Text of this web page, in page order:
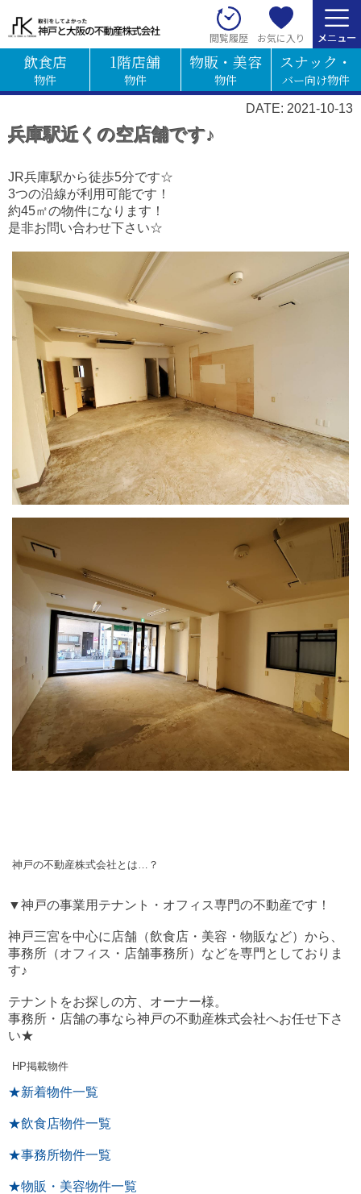
閲覧履歴 お気に入り
飲食店
物件
1階店舗
物件
物販・美容
物件
スナック・
バー向け物件
DATE: 2021-10-13
兵庫駅近くの空店舗です♪
JR兵庫駅から徒歩5分です☆
3つの沿線が利用可能です！
約45㎡の物件になります！
是非お問い合わせ下さい☆
神戸の不動産株式会社とは…？
▼神戸の事業用テナント・オフィス専門の不動産です！
神戸三宮を中心に店舗（飲食店・美容・物販など）から、
事務所（オフィス・店舗事務所）などを専門としておりま
す♪
テナントをお探しの方、オーナー様。
事務所・店舗の事なら神戸の不動産株式会社へお任せ下さ
い★
HP掲載物件
★新着物件一覧
★飲食店物件一覧
★事務所物件一覧
★物販・美容物件一覧